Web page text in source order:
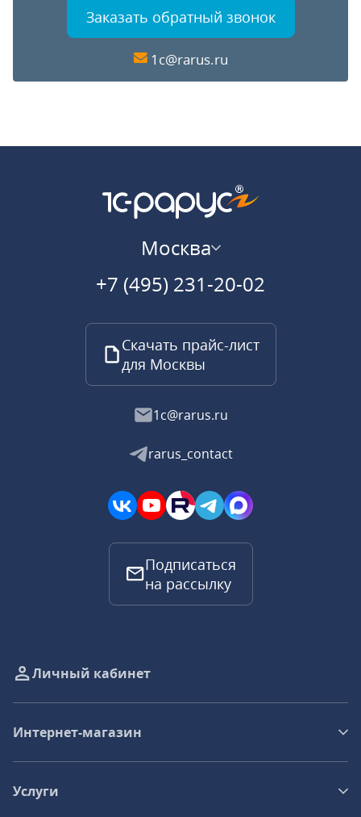
Заказать обратный звонок
1c@rarus.ru
Москва
+7 (495) 231-20-02
Скачать прайс-лист
для Москвы
1c@rarus.ru
rarus_contact
Подписаться
на рассылку
Личный кабинет
Интернет-магазин
Услуги